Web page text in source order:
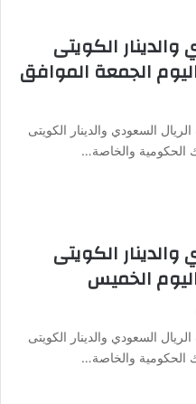
الكويتى
الجمعة الموافق
السعودي والدينار الكويتى
الحكومية والخاصة…
الكويتى
الخميس
السعودي والدينار الكويتى
الحكومية والخاصة…